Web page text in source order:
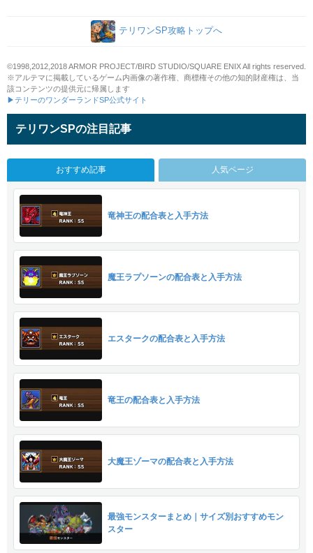
テリワンSP攻略トップへ
©1998,2012,2018 ARMOR PROJECT/BIRD STUDIO/SQUARE ENIX All rights reserved.
※アルテマに掲載しているゲーム内画像の著作権、商標権その他の知的財産権は、当
該コンテンツの提供元に帰属します
▶テリーのワンダーランドSP公式サイト
テリワンSPの注目記事
おすすめ記事 人気ページ
竜神王の配合表と入手方法
魔王ラプソーンの配合表と入手方法
エスタークの配合表と入手方法
竜王の配合表と入手方法
大魔王ゾーマの配合表と入手方法
最強モンスターまとめ｜サイズ別おすすめモン
スター